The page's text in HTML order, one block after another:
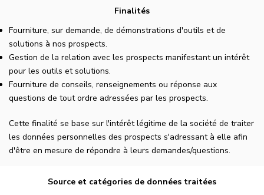
Finalités
Fourniture, sur demande, de démonstrations d'outils et de
solutions à nos prospects.
Gestion de la relation avec les prospects manifestant un intérêt
pour les outils et solutions.
Fourniture de conseils, renseignements ou réponse aux
questions de tout ordre adressées par les prospects.
Cette finalité se base sur l'intérêt légitime de la société de traiter
les données personnelles des prospects s'adressant à elle afin
d'être en mesure de répondre à leurs demandes/questions.
Source et catégories de données traitées